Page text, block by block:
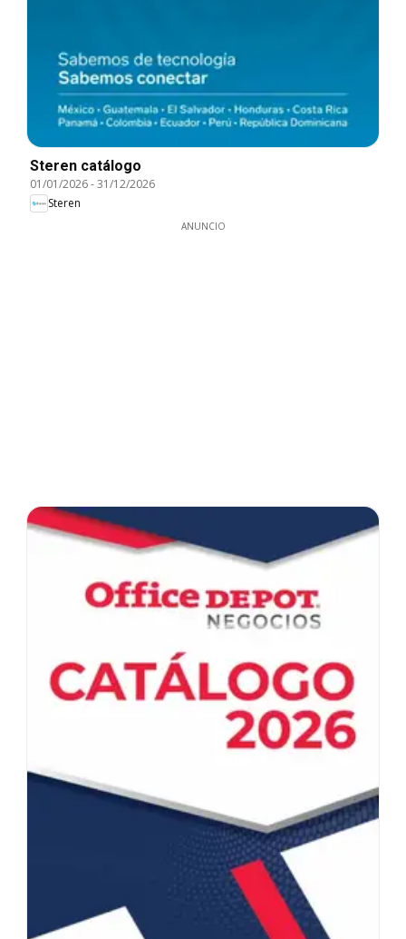
Steren catálogo
01/01/2026-31/12/2026
Steren
ANUNCIO